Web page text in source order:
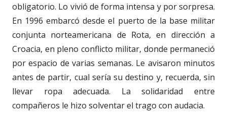
obligatorio. Lo vivió de forma intensa y por sorpresa.
En 1996 embarcó desde el puerto de la base militar
conjunta norteamericana de Rota, en dirección a
Croacia, en pleno conflicto militar, donde permaneció
por espacio de varias semanas. Le avisaron minutos
antes de partir, cual sería su destino y, recuerda, sin
llevar ropa adecuada. La solidaridad entre
compañeros le hizo solventar el trago con audacia.